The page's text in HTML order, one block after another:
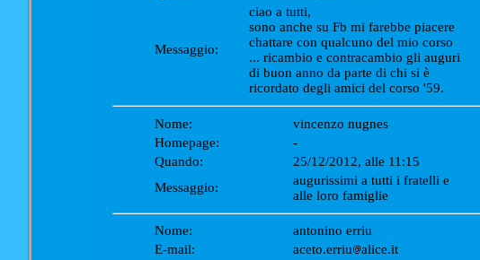
Messaggio:
ciao a tutti,
sono anche su Fb mi farebbe piacere
chattare con qualcuno del mio corso
... ricambio e contracambio gli auguri
di buon anno da parte di chi si è
ricordato degli amici del corso '59.
Nome:
vincenzo nugnes
Homepage:
-
Quando:
25/12/2012, alle 11:15
Messaggio:
augurissimi a tutti i fratelli e
alle loro famiglie
Nome:
antonino erriu
E-mail:
aceto.erriu
alice.it